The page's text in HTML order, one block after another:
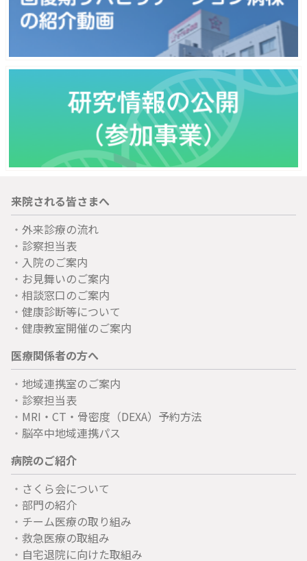
来院される皆さまへ
外来診療の流れ
診察担当表
入院のご案内
お見舞いのご案内
相談窓口のご案内
健康診断等について
健康教室開催のご案内
医療関係者の方へ
地域連携室のご案内
診察担当表
MRI・CT・骨密度（DEXA）予約方法
脳卒中地域連携パス
病院のご紹介
さくら会について
部門の紹介
チーム医療の取り組み
救急医療の取組み
自宅退院に向けた取組み